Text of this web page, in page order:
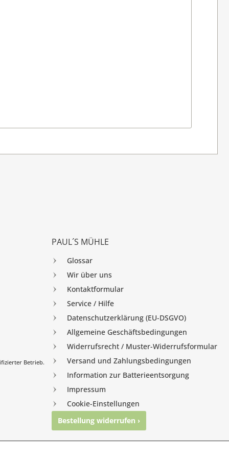
Betrieb.
PAUL´S MÜHLE
Glossar
Wir über uns
Kontaktformular
Service / Hilfe
Datenschutzerklärung (EU-DSGVO)
Allgemeine Geschäftsbedingungen
Widerrufsrecht / Muster-Widerrufsformular
Versand und Zahlungsbedingungen
Information zur Batterieentsorgung
Impressum
Cookie-Einstellungen
Bestellung widerrufen ›